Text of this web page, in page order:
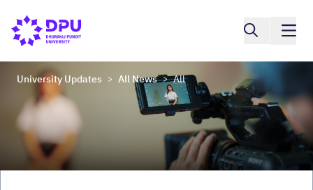
University Updates > All News > All